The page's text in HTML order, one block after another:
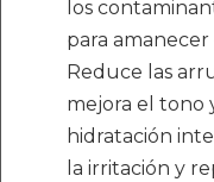
los
para
Reduce las
mejora el tono
hidratación
la irritación y